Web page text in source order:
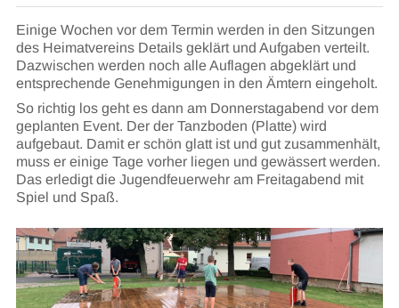
Einige Wochen vor dem Termin werden in den Sitzungen
des Heimatvereins Details geklärt und Aufgaben verteilt.
Dazwischen werden noch alle Auflagen abgeklärt und
entsprechende Genehmigungen in den Ämtern eingeholt.
So richtig los geht es dann am Donnerstagabend vor dem
geplanten Event. Der der Tanzboden (Platte) wird
aufgebaut. Damit er schön glatt ist und gut zusammenhält,
muss er einige Tage vorher liegen und gewässert werden.
Das erledigt die Jugendfeuerwehr am Freitagabend mit
Spiel und Spaß.